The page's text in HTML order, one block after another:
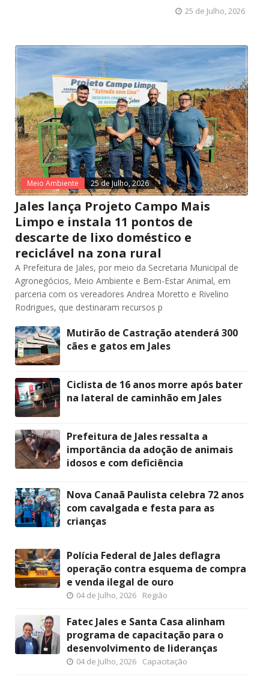
25 de Julho, 2026
Meio Ambiente 25 de Julho, 2026
Jales lança Projeto Campo Mais
Limpo e instala 11 pontos de
descarte de lixo doméstico e
reciclável na zona rural
A Prefeitura de Jales, por meio da Secretaria Municipal de
Agronegócios, Meio Ambiente e Bem-Estar Animal, em
parceria com os vereadores Andrea Moretto e Rivelino
Rodrigues, que destinaram recursos p
Mutirão de Castração atenderá 300
cães e gatos em Jales
Ciclista de 16 anos morre após bater
na lateral de caminhão em Jales
Prefeitura de Jales ressalta a
importância da adoção de animais
idosos e com deficiência
Nova Canaã Paulista celebra 72 anos
com cavalgada e festa para as
crianças
Polícia Federal de Jales deflagra
operação contra esquema de compra
e venda ilegal de ouro
04 de Julho, 2026 Região
Fatec Jales e Santa Casa alinham
programa de capacitação para o
desenvolvimento de lideranças
04 de Julho, 2026 Capacitação